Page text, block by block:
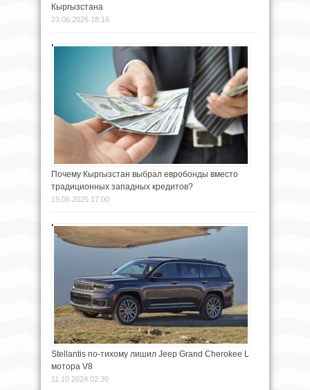
Кыргызстана
23.06.2026 18:16
Почему Кыргызстан выбрал евробонды вместо
традиционных западных кредитов?
19.06.2025 17:00
Stellantis по-тихому лишил Jeep Grand Cherokee L
мотора V8
11.10.2024 02:30